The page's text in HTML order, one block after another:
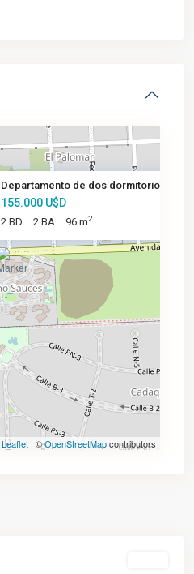
Departamento de dos dormitorio
155.000 U$D
2 BD 2 BA 96 m2
Leaflet | ©OpenStreetMapcontributors